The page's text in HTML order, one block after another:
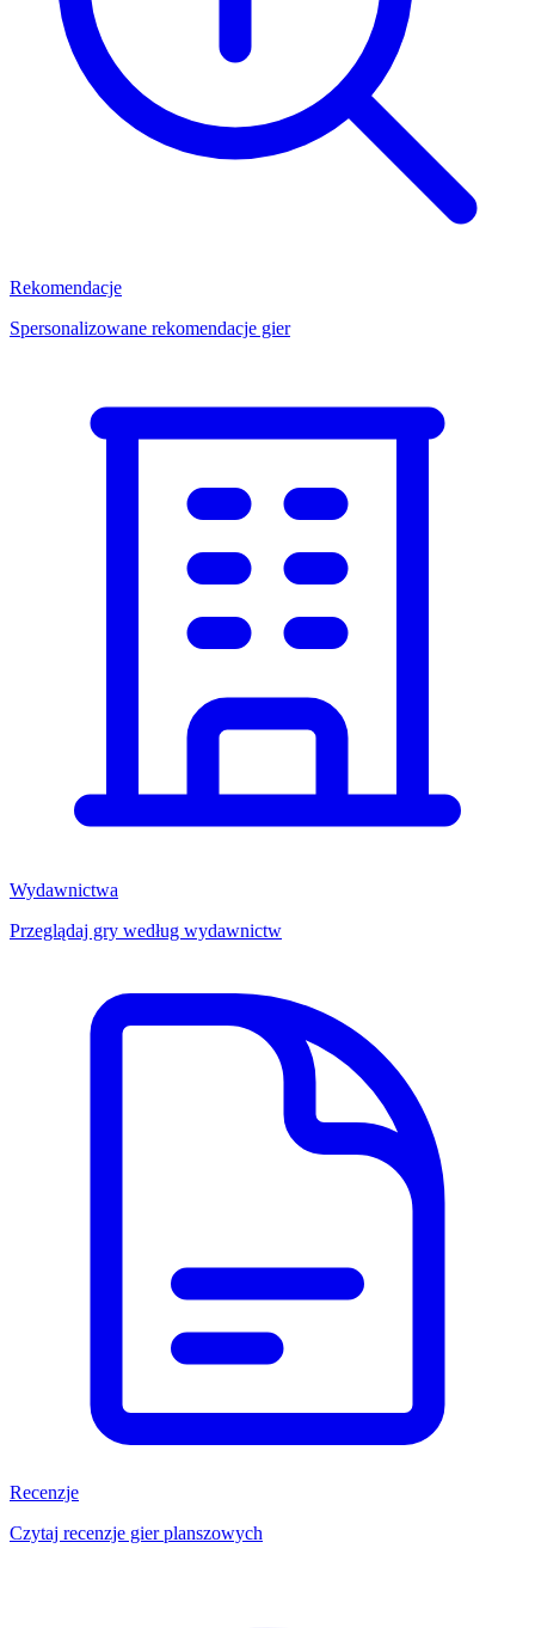
Rekomendacje
Spersonalizowane rekomendacje gier
Wydawnictwa
Przeglądaj gry według wydawnictw
Recenzje
Czytaj recenzje gier planszowych